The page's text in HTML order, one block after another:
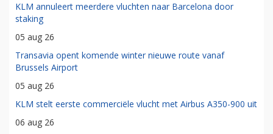
KLM annuleert meerdere vluchten naar Barcelona door
staking
05 aug 26
Transavia opent komende winter nieuwe route vanaf
Brussels Airport
05 aug 26
KLM stelt eerste commerciële vlucht met Airbus A350-900 uit
06 aug 26